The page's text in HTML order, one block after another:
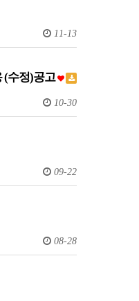
11-13
(수정)공고
10-30
09-22
08-28